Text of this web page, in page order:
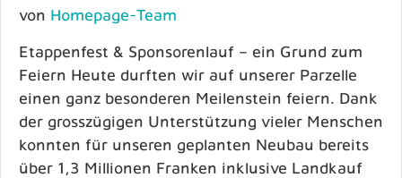
von Homepage-Team
Etappenfest & Sponsorenlauf – ein Grund zum
Feiern Heute durften wir auf unserer Parzelle
einen ganz besonderen Meilenstein feiern. Dank
der grosszügigen Unterstützung vieler Menschen
konnten für unseren geplanten Neubau bereits
über 1,3 Millionen Franken inklusive Landkauf